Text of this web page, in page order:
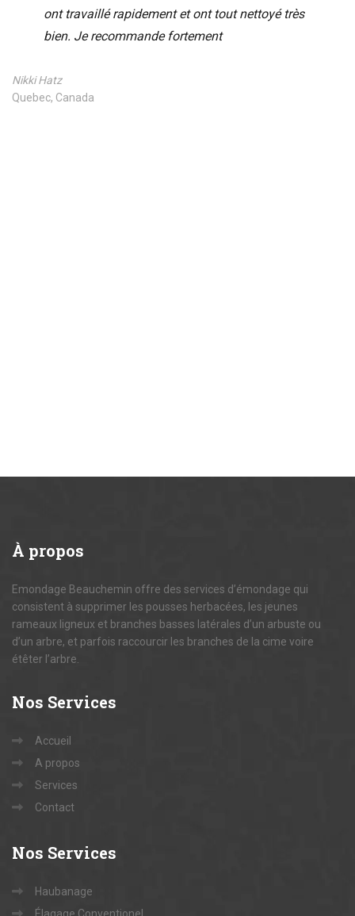
ont travaillé rapidement et ont tout nettoyé très
bien. Je recommande fortement
Nikki Hatz
Quebec, Canada
À propos
Emondage Beauchemin offre des services d’émondage qui
consistent à supprimer les pousses herbacées, les jeunes
rameaux ligneux et branches basses latérales d’un arbuste ou
d’un arbre, et parfois raccourcir les branches de la cime voire
étêter l’arbre.
Nos Services
Accueil
A propos
Services
Contact
Nos Services
Haubanage